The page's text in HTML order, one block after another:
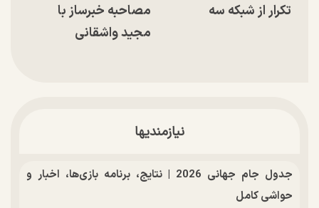
تکرار از شبکه سه
مصاحبه خبرساز با
مجید واشقانی
نیازمندیها
جدول جام جهانی 2026 | نتایج، برنامه بازی‌ها، اخبار و
حواشی کامل